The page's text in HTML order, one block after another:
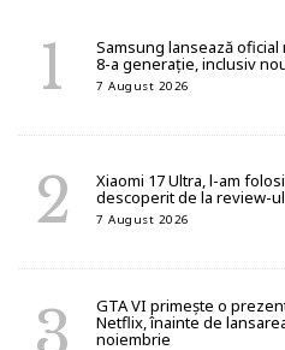
Samsung lansează
8-a generație, inclusiv
7 August 2026
Xiaomi 17 Ultra, l-am
descoperit de la review-
7 August 2026
GTA VI primește o
Netflix, înainte de
noiembrie